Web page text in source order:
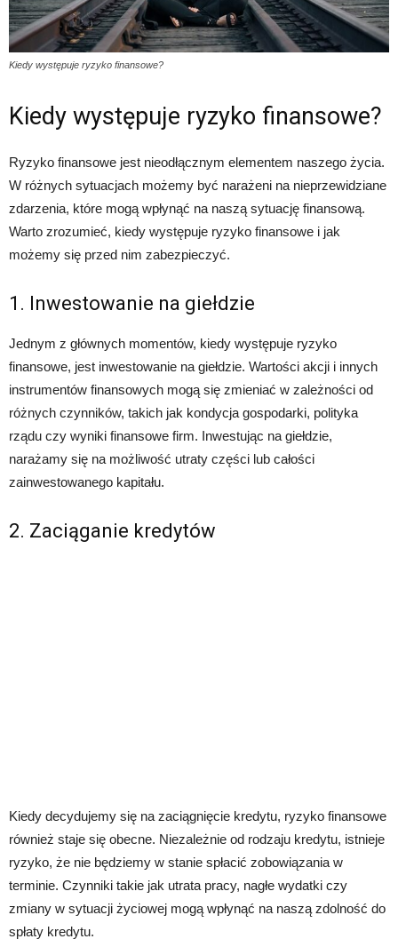
Kiedy występuje ryzyko finansowe?
Kiedy występuje ryzyko finansowe?
Ryzyko finansowe jest nieodłącznym elementem naszego życia.
W różnych sytuacjach możemy być narażeni na nieprzewidziane
zdarzenia, które mogą wpłynąć na naszą sytuację finansową.
Warto zrozumieć, kiedy występuje ryzyko finansowe i jak
możemy się przed nim zabezpieczyć.
1. Inwestowanie na giełdzie
Jednym z głównych momentów, kiedy występuje ryzyko
finansowe, jest inwestowanie na giełdzie. Wartości akcji i innych
instrumentów finansowych mogą się zmieniać w zależności od
różnych czynników, takich jak kondycja gospodarki, polityka
rządu czy wyniki finansowe firm. Inwestując na giełdzie,
narażamy się na możliwość utraty części lub całości
zainwestowanego kapitału.
2. Zaciąganie kredytów
Kiedy decydujemy się na zaciągnięcie kredytu, ryzyko finansowe
również staje się obecne. Niezależnie od rodzaju kredytu, istnieje
ryzyko, że nie będziemy w stanie spłacić zobowiązania w
terminie. Czynniki takie jak utrata pracy, nagłe wydatki czy
zmiany w sytuacji życiowej mogą wpłynąć na naszą zdolność do
spłaty kredytu.